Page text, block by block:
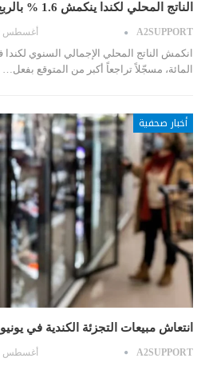
الناتج المحلي لكندا ينكمش 1.6 % بالربع الثاني
A2SUPPORT أغسطس 29, 2025
المائة، مسجّلاً تراجعاً أكبر من المتوقع بفعل…
أخبار صحفية
انتعاش مبيعات التجزئة الكندية في
A2SUPPORT أغسطس 22, 2025